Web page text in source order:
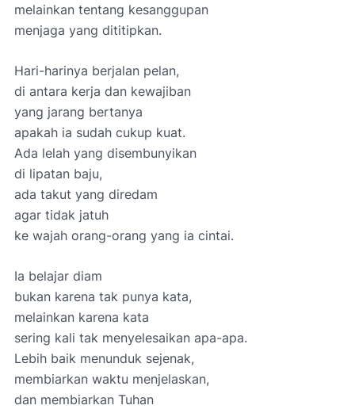
melainkan tentang kesanggupan
menjaga yang dititipkan.
Hari-harinya berjalan pelan,
di antara kerja dan kewajiban
yang jarang bertanya
apakah ia sudah cukup kuat.
Ada lelah yang disembunyikan
di lipatan baju,
ada takut yang diredam
agar tidak jatuh
ke wajah orang-orang yang ia cintai.
Ia belajar diam
bukan karena tak punya kata,
melainkan karena kata
sering kali tak menyelesaikan apa-apa.
Lebih baik menunduk sejenak,
membiarkan waktu menjelaskan,
dan membiarkan Tuhan